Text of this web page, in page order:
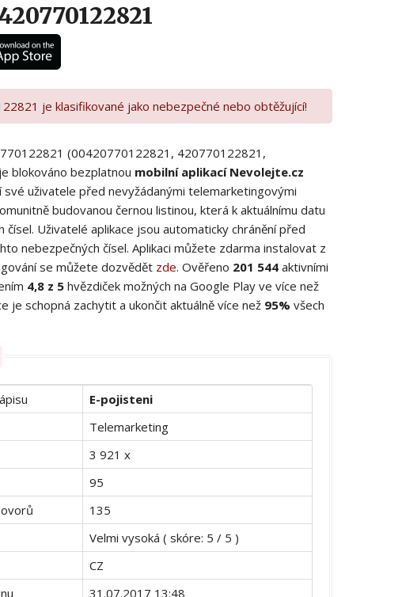
je klasifikované jako nebezpečné nebo obtěžující!
(00420770122821, 420770122821,
blokováno bezplatnou mobilní aplikací Nevolejte.cz
své uživatele před nevyžádanými telemarketingovými
budovanou černou listinou, která k aktuálnímu datu
čísel. Uživatelé aplikace jsou automaticky chránění před
nebezpečných čísel. Aplikaci můžete zdarma instalovat z
se můžete dozvědět zde. Ověřeno 201 544 aktivními
4,8 z 5 hvězdiček možných na Google Play ve více než
je schopná zachytit a ukončit aktuálně více než 95% všech
E-pojisteni
Telemarketing
3 921 x
95
135
Velmi vysoká ( skóre: 5 / 5 )
CZ
31.07.2017 13:48